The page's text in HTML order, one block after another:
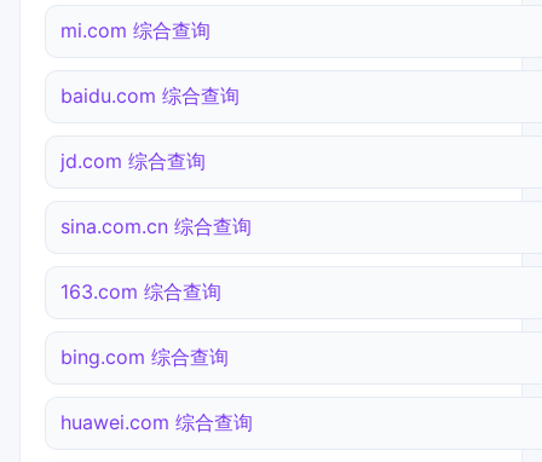
mi.com 综合查询
baidu.com 综合查询
jd.com 综合查询
sina.com.cn 综合查询
163.com 综合查询
bing.com 综合查询
huawei.com 综合查询